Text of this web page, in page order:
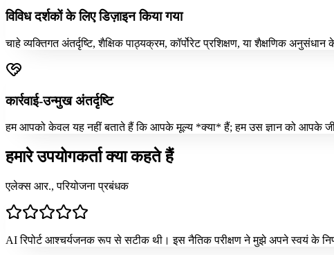
विविध दर्शकों के लिए डिज़ाइन किया गया
चाहे व्यक्तिगत अंतर्दृष्टि, शैक्षिक पाठ्यक्रम, कॉर्पोरेट प्रशिक्षण, या शैक्षणिक
कार्रवाई-उन्मुख अंतर्दृष्टि
हम आपको केवल यह नहीं बताते हैं कि आपके मूल्य *क्या* हैं; हम उस ज्ञान को आपके
हमारे उपयोगकर्ता क्या कहते हैं
एलेक्स आर., परियोजना प्रबंधक
AI रिपोर्ट आश्चर्यजनक रूप से सटीक थी। इस नैतिक परीक्षण ने मुझे अपने स्वयं के